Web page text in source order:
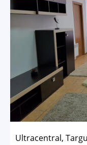
Ultracentral,